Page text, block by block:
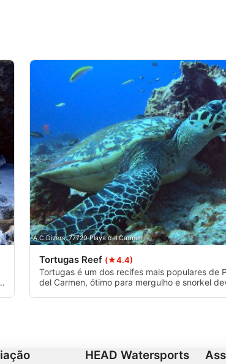
A.C.Divers, 77720 Playa del Carmen
Tortugas Reef (★4.4)
Tortugas é um dos recifes mais populares de
del Carmen, ótimo para mergulho e snorkel
HEAD Watersports